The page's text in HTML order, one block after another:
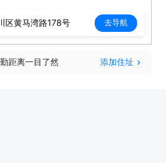
区黄马湾路178号 去导航
距离一目了然 添加住址